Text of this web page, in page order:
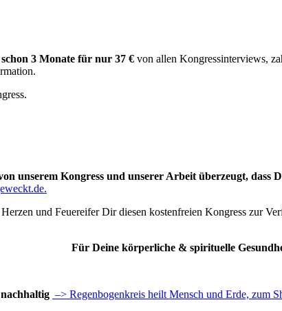
3 Monate für nur 37 € von allen Kongressinterviews,
unserem Kongress und unserer Arbeit überzeugt, dass
und Feuereifer Dir diesen kostenfreien Kongress zur
Für Deine körperliche & spirituelle
–> Regenbogenkreis heilt Mensch und Erde, zum